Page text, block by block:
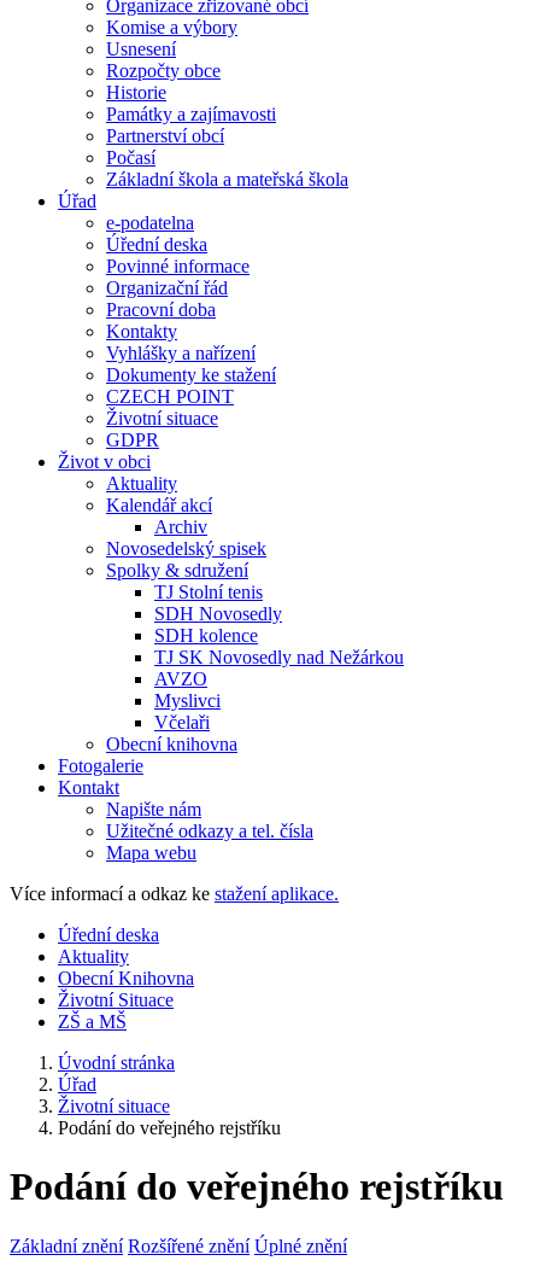
Organizace zřizované obcí
Komise a výbory
Usnesení
Rozpočty obce
Historie
Památky a zajímavosti
Partnerství obcí
Počasí
Základní škola a mateřská škola
Úřad
e-podatelna
Úřední deska
Povinné informace
Organizační řád
Pracovní doba
Kontakty
Vyhlášky a nařízení
Dokumenty ke stažení
CZECH POINT
Životní situace
GDPR
Život v obci
Aktuality
Kalendář akcí
Archiv
Novosedelský spisek
Spolky & sdružení
TJ Stolní tenis
SDH Novosedly
SDH kolence
TJ SK Novosedly nad Nežárkou
AVZO
Myslivci
Včelaři
Obecní knihovna
Fotogalerie
Kontakt
Napište nám
Užitečné odkazy a tel. čísla
Mapa webu
Více informací a odkaz ke stažení aplikace.
Úřední deska
Aktuality
Obecní Knihovna
Životní Situace
ZŠ a MŠ
Úvodní stránka
Úřad
Životní situace
Podání do veřejného rejstříku
Podání do veřejného rejstříku
Základní znění Rozšířené znění Úplné znění